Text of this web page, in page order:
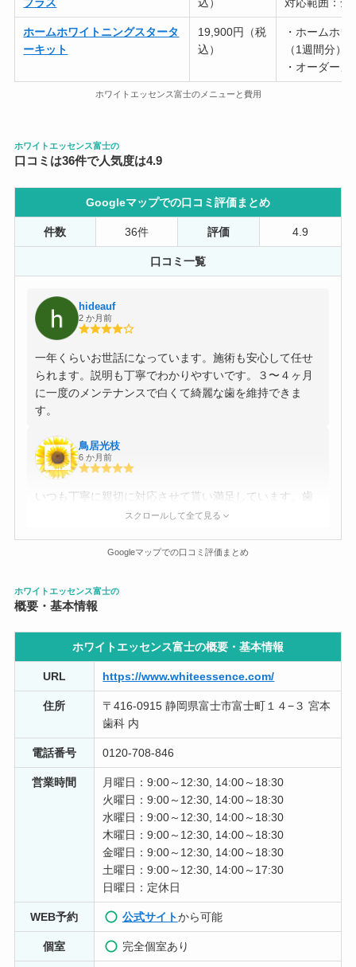
ホームホワイトニングスタータ
ーキット
19,900円（税
込）
・ホームホ
（1週間分）
・オーダー
ホワイトエッセンス富士のメニューと費用
ホワイトエッセンス富士の
口コミは36件で人気度は4.9
Googleマップでの口コミ評価まとめ
件数 36件 評価 4.9
口コミ一覧
スクロールして全て見る
hideauf
2 か月前
一年くらいお世話になっています。施術も安心して任せ
られます。説明も丁寧でわかりやすいです。３〜４ヶ月
に一度のメンテナンスで白くて綺麗な歯を維持できま
す。
鳥居光枝
6 か月前
いつも丁寧に親切に対応させて貰い満足しています。歯
の白さも嬉しいですが、先生方から元気もいただいき嬉
なくらい丁寧に気持ちよく施術頂き助かっています。白
さを持続させられるようにこれからもお願いしたいで
す。いつもありがとうございます。
mm xx
7 か月前
お姉さんがいつも優しく丁寧で安心できます。自分の歯
がこんなに白くなるとは思っていなかったので、本当に
嬉しいです。
こころ
8 か月前
結婚式があるので歯を白くしたいと思い、紹介で通わせ
たいただきました一度でも白くなったことを実感でき満
足です継続で続けることも検討してみようと思います
Googleマップでの口コミ評価まとめ
ホワイトエッセンス富士の
概要・基本情報
ホワイトエッセンス富士の概要・ 基本情報
URL https://www.whiteessence.com/
住所
〒416-0915 静岡県富士市富士町１４−３ 宮本
歯科 内
電話番号 0120-708-846
営業時間
月曜日：9:00～12:30, 14:00～18:30
火曜日：9:00～12:30, 14:00～18:30
水曜日：9:00～12:30, 14:00～18:30
木曜日：9:00～12:30, 14:00～18:30
金曜日：9:00～12:30, 14:00～18:30
土曜日：9:00～12:30, 14:00～17:30
日曜日：定休日
WEB予約 公式サイトから可能
個室 完全個室あり